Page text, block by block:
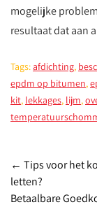
mogelijke
resultaat dat aan
Tags:afdichting,
epdm op bitumen,
kit, lekkages, lijm,
Post
← Tips voor het
letten?
Betaalbare